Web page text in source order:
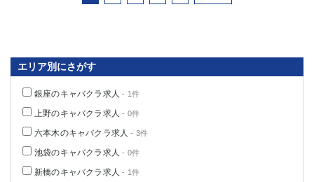
エリア別にさがす
銀座のキャバクラ求人- 1件
上野のキャバクラ求人- 0件
六本木のキャバクラ求人- 3件
池袋のキャバクラ求人- 0件
新橋のキャバクラ求人- 1件